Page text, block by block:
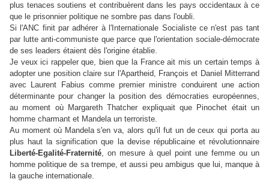
plus tenaces soutiens et contribuèrent dans les pays occidentaux à ce
que le prisonnier politique ne sombre pas dans l'oubli.
Si l'ANC finit par adhérer à l'Internationale Socialiste ce n'est pas tant
par lutte anti-communiste que parce que l'orientation sociale-démocrate
de ses leaders étaient dès l'origine établie.
Je veux ici rappeler que, bien que la France ait mis un certain temps à
adopter une position claire sur l'Apartheid, François et Daniel Mitterrand
avec Laurent Fabius comme premier ministre conduirent une action
déterminante pour changer la position des démocraties européennes,
au moment où Margareth Thatcher expliquait que Pinochet était un
homme charmant et Mandela un terroriste.
Au moment où Mandela s'en va, alors qu'il fut un de ceux qui porta au
plus haut la signification que la devise républicaine et révolutionnaire
Liberté-Egalité-Fraternité, on mesure à quel point une femme ou un
homme politique de sa trempe, et aussi peu ambigus que lui, manque à
la gauche internationale.